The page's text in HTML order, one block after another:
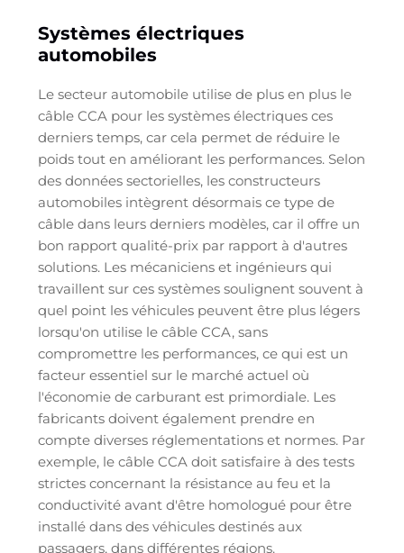
Systèmes électriques
automobiles
Le secteur automobile utilise de plus en plus le
câble CCA pour les systèmes électriques ces
derniers temps, car cela permet de réduire le
poids tout en améliorant les performances. Selon
des données sectorielles, les constructeurs
automobiles intègrent désormais ce type de
câble dans leurs derniers modèles, car il offre un
bon rapport qualité-prix par rapport à d'autres
solutions. Les mécaniciens et ingénieurs qui
travaillent sur ces systèmes soulignent souvent à
quel point les véhicules peuvent être plus légers
lorsqu'on utilise le câble CCA, sans
compromettre les performances, ce qui est un
facteur essentiel sur le marché actuel où
l'économie de carburant est primordiale. Les
fabricants doivent également prendre en
compte diverses réglementations et normes. Par
exemple, le câble CCA doit satisfaire à des tests
strictes concernant la résistance au feu et la
conductivité avant d'être homologué pour être
installé dans des véhicules destinés aux
passagers, dans différentes régions.